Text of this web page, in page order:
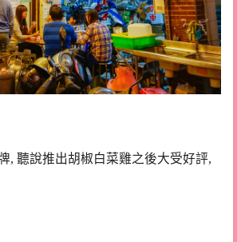
, 聽說推出胡椒白菜雞之後大受好評,